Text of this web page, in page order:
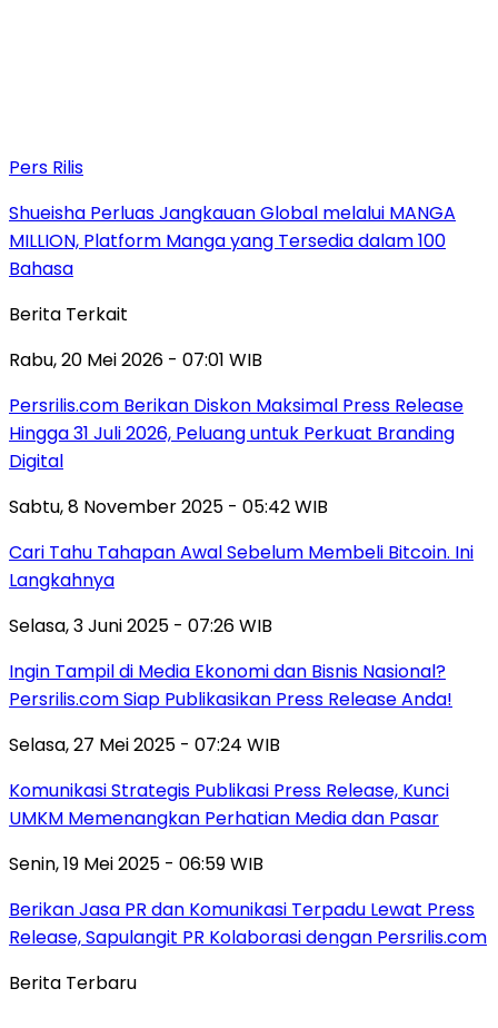
Pers Rilis
Shueisha Perluas Jangkauan Global melalui MANGA
MILLION, Platform Manga yang Tersedia dalam 100
Bahasa
Berita Terkait
Rabu, 20 Mei 2026 - 07:01 WIB
Persrilis.com Berikan Diskon Maksimal Press Release
Hingga 31 Juli 2026, Peluang untuk Perkuat Branding
Digital
Sabtu, 8 November 2025 - 05:42 WIB
Cari Tahu Tahapan Awal Sebelum Membeli Bitcoin. Ini
Langkahnya
Selasa, 3 Juni 2025 - 07:26 WIB
Ingin Tampil di Media Ekonomi dan Bisnis Nasional?
Persrilis.com Siap Publikasikan Press Release Anda!
Selasa, 27 Mei 2025 - 07:24 WIB
Komunikasi Strategis Publikasi Press Release, Kunci
UMKM Memenangkan Perhatian Media dan Pasar
Senin, 19 Mei 2025 - 06:59 WIB
Berikan Jasa PR dan Komunikasi Terpadu Lewat Press
Release, Sapulangit PR Kolaborasi dengan Persrilis.com
Berita Terbaru